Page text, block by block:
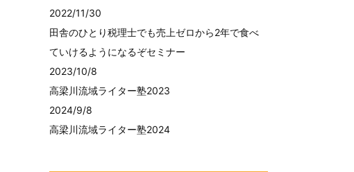
2022/11/30
田舎のひとり税理士でも売上ゼロから2年で食べ
ていけるようになるぞセミナー
2023/10/8
高梁川流域ライター塾2023
2024/9/8
高梁川流域ライター塾2024